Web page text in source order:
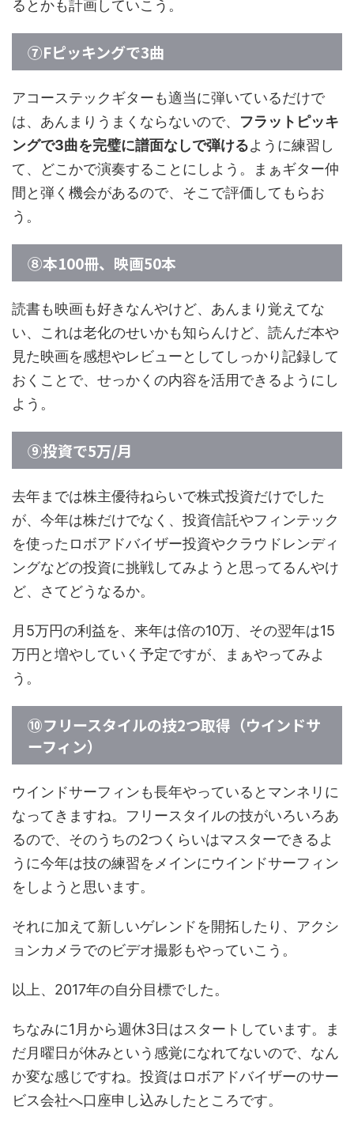
るとかも計画していこう。
⑦Fピッキングで3曲
アコーステックギターも適当に弾いているだけで
は、あんまりうまくならないので、 フラットピッキ
ングで3曲を完璧に譜面なしで弾けるように練習し
て、どこかで演奏することにしよう。まぁギター仲
間と弾く機会があるので、そこで評価してもらお
う。
⑧本100冊、映画50本
読書も映画も好きなんやけど、あんまり覚えてな
い、これは老化のせいかも知らんけど、読んだ本や
見た映画を感想やレビューとしてしっかり記録して
おくことで、せっかくの内容を活用できるようにし
よう。
⑨投資で5万/月
去年までは株主優待ねらいで株式投資だけでした
が、今年は株だけでなく、投資信託やフィンテック
を使ったロボアドバイザー投資やクラウドレンディ
ングなどの投資に挑戦してみようと思ってるんやけ
ど、さてどうなるか。
月5万円の利益を、来年は倍の10万、その翌年は15
万円と増やしていく予定ですが、まぁやってみよ
う。
⑩フリースタイルの技2つ取得（ウインドサ
ーフィン）
ウインドサーフィンも長年やっているとマンネリに
なってきますね。フリースタイルの技がいろいろあ
るので、そのうちの2つくらいはマスターできるよ
うに今年は技の練習をメインにウインドサーフィン
をしようと思います。
それに加えて新しいゲレンドを開拓したり、アクシ
ョンカメラでのビデオ撮影もやっていこう。
以上、2017年の自分目標でした。
ちなみに1月から週休3日はスタートしています。ま
だ月曜日が休みという感覚になれてないので、なん
か変な感じですね。投資はロボアドバイザーのサー
ビス会社へ口座申し込みしたところです。